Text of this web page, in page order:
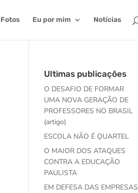
Fotos Eu por mim Notícias
Ultimas publicações
O DESAFIO DE FORMAR
UMA NOVA GERAÇÃO DE
PROFESSORES NO BRASIL
(artigo)
ESCOLA NÃO É ǪUARTEL
O MAIOR DOS ATAQUES
CONTRA A EDUCAÇÃO
PAULISTA
EM DEFESA DAS EMPRESAS